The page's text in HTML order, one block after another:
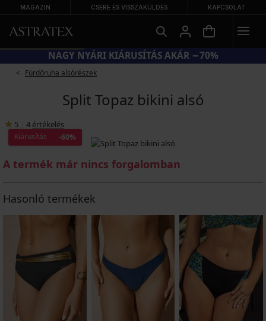
MAGAZIN CSERE ÉS VISSZAKÜLDÉS KAPCSOLAT
NAGY NYÁRI KIÁRUSÍTÁS AKÁR −70%
Fürdőruha alsórészek
Split Topaz bikini alsó
5 4 értékelés
Kiárusítás -60%
A termék már nincs forgalomban
Hasonló termékek